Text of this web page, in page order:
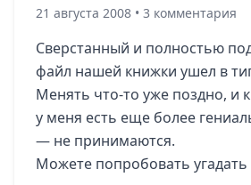
21 августа 2008 • 3 комментария
Сверстанный и полностью
файл нашей книжки ушел в
Менять что-то уже поздно, и
у меня есть еще более
— не принимаются.
Можете попробовать